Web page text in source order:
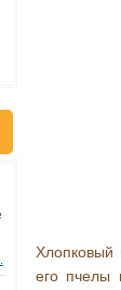
Хлопковый
его пчелы